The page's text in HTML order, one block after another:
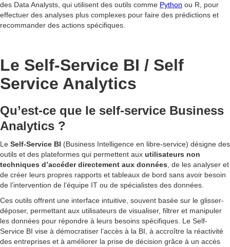
des Data Analysts, qui utilisent des outils comme Python ou R, pour
effectuer des analyses plus complexes pour faire des prédictions et
recommander des actions spécifiques.
Le Self-Service BI / Self
Service Analytics
Qu’est-ce que le self-service Business
Analytics ?
Le Self-Service BI (Business Intelligence en libre-service) désigne des
outils et des plateformes qui permettent aux utilisateurs non
techniques d’accéder directement aux données , de les analyser et
de créer leurs propres rapports et tableaux de bord sans avoir besoin
de l’intervention de l’équipe IT ou de spécialistes des données.
Ces outils offrent une interface intuitive, souvent basée sur le glisser-
déposer, permettant aux utilisateurs de visualiser, filtrer et manipuler
les données pour répondre à leurs besoins spécifiques. Le Self-
Service BI vise à démocratiser l’accès à la BI, à accroître la réactivité
des entreprises et à améliorer la prise de décision grâce à un accès